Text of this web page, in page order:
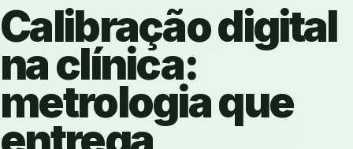
Calibração digital
na clínica:
metrologia que